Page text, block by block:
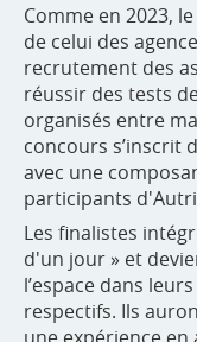
Comme en 2023,
de celui des
recrutement des
réussir des tests
organisés entre
concours s’inscrit
avec une
participants
Les finalistes
d'un jour » et
l’espace dans
respectifs. Ils